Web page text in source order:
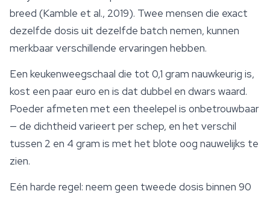
breed (Kamble et al., 2019). Twee mensen die exact
dezelfde dosis uit dezelfde batch nemen, kunnen
merkbaar verschillende ervaringen hebben.
Een keukenweegschaal die tot 0,1 gram nauwkeurig is,
kost een paar euro en is dat dubbel en dwars waard.
Poeder afmeten met een theelepel is onbetrouwbaar
— de dichtheid varieert per schep, en het verschil
tussen 2 en 4 gram is met het blote oog nauwelijks te
zien.
Eén harde regel: neem geen tweede dosis binnen 90